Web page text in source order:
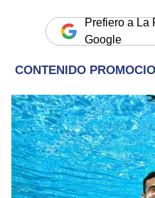
Prefiero a La
Google